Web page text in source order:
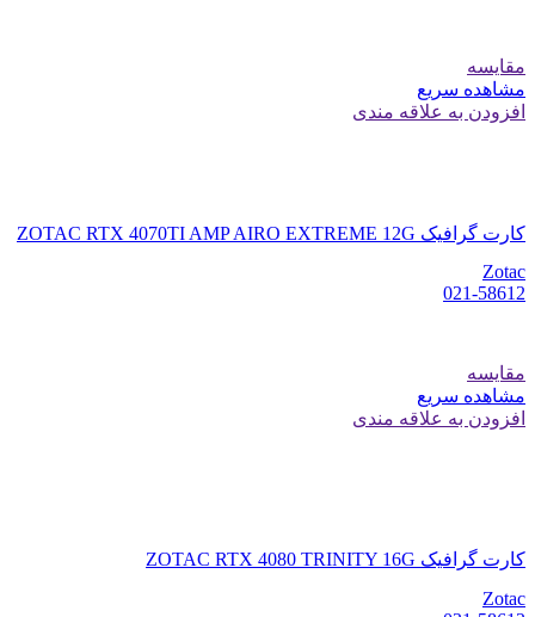
مقایسه
مشاهده سریع
افزودن به علاقه مندی
کارت گرافیک ZOTAC RTX 4070TI AMP AIRO EXTREME 12G
Zotac
021-58612
مقایسه
مشاهده سریع
افزودن به علاقه مندی
کارت گرافیک ZOTAC RTX 4080 TRINITY 16G
Zotac